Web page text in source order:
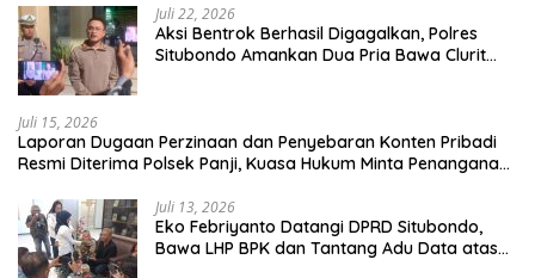
Juli 22, 2026
Aksi Bentrok Berhasil Digagalkan, Polres
Situbondo Amankan Dua Pria Bawa Clurit
Juli 15, 2026
Laporan Dugaan Perzinaan dan Penyebaran Konten Pribadi
Resmi Diterima Polsek Panji, Kuasa Hukum Minta Penanganan
Juli 13, 2026
Eko Febriyanto Datangi DPRD Situbondo,
Bawa LHP BPK dan Tantang Adu Data atas